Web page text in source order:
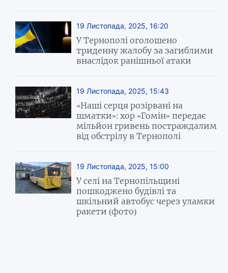
19 Листопада, 2025, 16:20
У Тернополі оголошено
триденну жалобу за загиблими
внаслідок ранішньої атаки
19 Листопада, 2025, 15:43
«Наші серця розірвані на
шматки»: хор «Гомін» передає
мільйон гривень постраждалим
від обстрілу в Тернополі
19 Листопада, 2025, 15:00
У селі на Тернопільщині
пошкоджено будівлі та
шкільний автобус через уламки
ракети (фото)